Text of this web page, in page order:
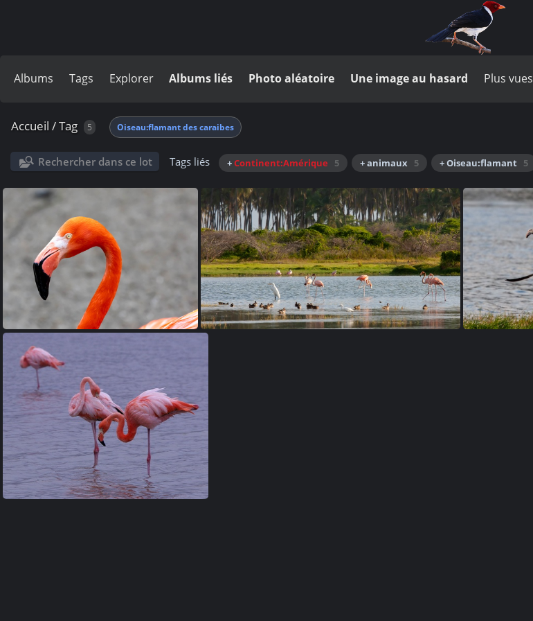
Albums Tags Explorer Albums liés Photo aléatoire Une image au hasard Plus vues
Accueil /Tag 5 Oiseau:flamant des caraibes
Rechercher dans ce lot Tags liés +Continent:Amérique 5 + animaux 5 + Oiseau:flamant 5